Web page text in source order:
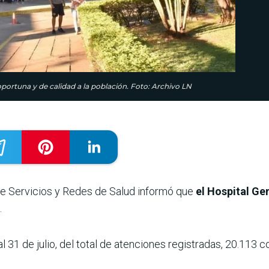
y de calidad a la población. Foto: Archivo LN
Servicios y Redes de Salud informó que el Hospital
31 de julio, del total de atenciones registradas, 20.113